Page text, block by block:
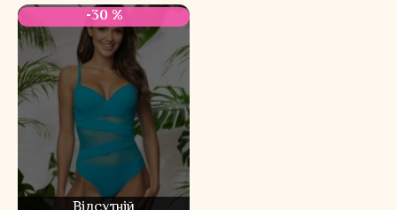
-30 %